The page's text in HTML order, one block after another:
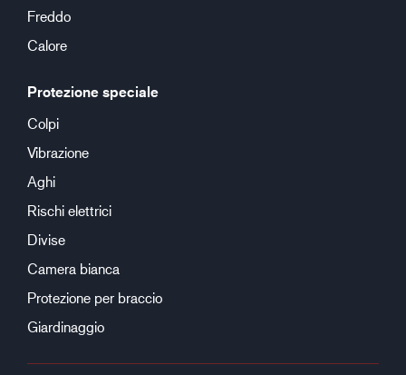
Freddo
Calore
Protezione speciale
Colpi
Vibrazione
Aghi
Rischi elettrici
Divise
Camera bianca
Protezione per braccio
Giardinaggio